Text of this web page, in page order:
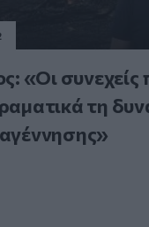
«Οι συνεχείς
τη